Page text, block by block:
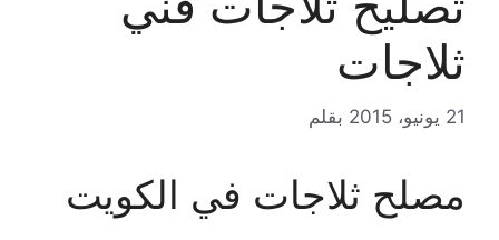
ثلاجات
21 يونيو، 2015 بقلم
مصلح ثلاجات في الكويت